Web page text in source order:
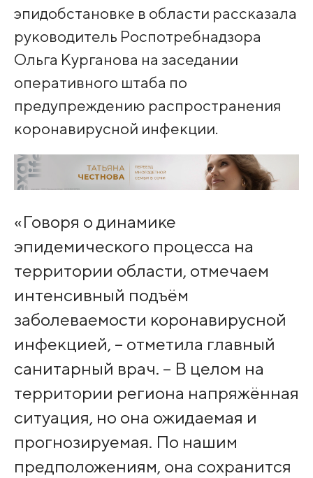
эпидобстановке в области рассказала
руководитель Роспотребнадзора
Ольга Курганова на заседании
оперативного штаба по
предупреждению распространения
коронавирусной инфекции.
«Говоря о динамике
эпидемического процесса на
территории области, отмечаем
интенсивный подъём
заболеваемости коронавирусной
инфекцией, – отметила главный
санитарный врач. – В целом на
территории региона напряжённая
ситуация, но она ожидаемая и
прогнозируемая. По нашим
предположениям, она сохранится